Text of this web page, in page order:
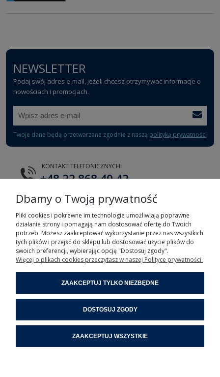
NEWSLETTER
Podaj swój adres e-mail, jeżeli chcesz otrzymywać informacje o
nowościach i promocjach.
Twoje dane będą przetwarzane zgodnie z naszą polityką prywatności
KONTAKT TELEFONICZNYCH
+48 22 868 40 42
E-MAIL
tts@tts.com.pl
POMOC
INFORMACJE
POMOC ZDALNA
Dbamy o Twoją prywatność
Pliki cookies i pokrewne im technologie umożliwiają poprawne
działanie strony i pomagają nam dostosować ofertę do Twoich
potrzeb. Możesz zaakceptować wykorzystanie przez nas wszystkich
tych plików i przejść do sklepu lub dostosować użycie plików do
swoich preferencji, wybierając opcję "Dostosuj zgody".
Więcej o plikach cookies przeczytasz w naszej Polityce prywatności.
ZAAKCEPTUJ TYLKO NIEZBĘDNE
DOSTOSUJ ZGODY
ZAAKCEPTUJ WSZYSTKIE